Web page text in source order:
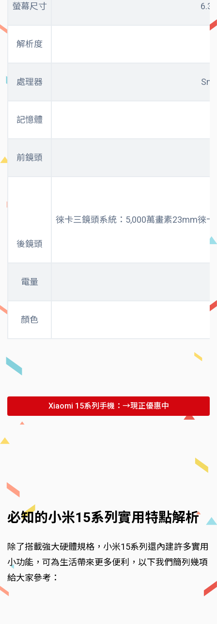
螢幕尺寸
解析度
處理器
記憶體
前鏡頭
後鏡頭
徠卡三鏡頭系統：5,000萬畫素23mm徠
電量
顏色
Xiaomi 15系列手機：→現正優惠中
必知的小米15系列實用特點解析
除了搭載強大硬體規格，小米15系列還內建許多實用
小功能，可為生活帶來更多便利，以下我們簡列幾項
給大家參考：